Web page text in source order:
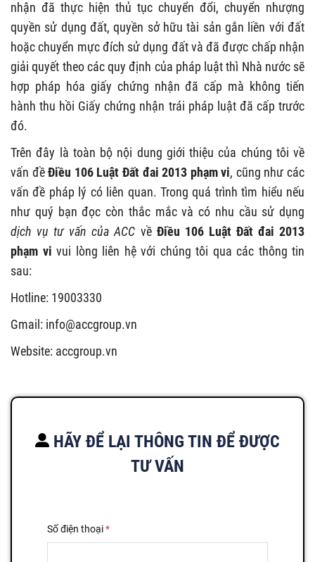
nhận đã thực hiện thủ tục chuyển đổi, chuyển nhượng
quyền sử dụng đất, quyền sở hữu tài sản gắn liền với đất
hoặc chuyển mực đích sử dụng đất và đã được chấp nhận
giải quyết theo các quy định của pháp luật thì Nhà nước sẽ
hợp pháp hóa giấy chứng nhận đã cấp mà không tiến
hành thu hồi Giấy chứng nhận trái pháp luật đã cấp trước
đó.
Trên đây là toàn bộ nội dung giới thiệu của chúng tôi về
vấn đềĐiều 106 Luật Đất đai 2013 phạm vi, cũng như các
vấn đề pháp lý có liên quan. Trong quá trình tìm hiểu nếu
như quý bạn đọc còn thắc mắc và có nhu cầu sử dụng
dịch vụ tư vấn của ACC về Điều 106 Luật Đất đai 2013
phạm vi vui lòng liên hệ với chúng tôi qua các thông tin
sau:
Hotline: 19003330
Gmail: info@accgroup.vn
Website: accgroup.vn
HÃY ĐỂ LẠI THÔNG TIN ĐỂ ĐƯỢC
TƯ VẤN